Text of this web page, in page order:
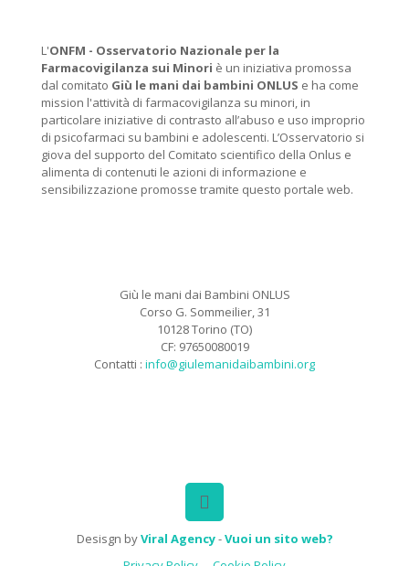
L'ONFM - Osservatorio Nazionale per la
Farmacovigilanza sui Minori è un iniziativa promossa
dal comitato Giù le mani dai bambini ONLUS e ha come
mission l'attività di farmacovigilanza su minori, in
particolare iniziative di contrasto all’abuso e uso improprio
di psicofarmaci su bambini e adolescenti. L’Osservatorio si
giova del supporto del Comitato scientifico della Onlus e
alimenta di contenuti le azioni di informazione e
sensibilizzazione promosse tramite questo portale web.
Giù le mani dai Bambini ONLUS
Corso G. Sommeilier, 31
10128 Torino (TO)
CF: 97650080019
Contatti : info@giulemanidaibambini.org
Desisgn byViral Agency-Vuoi un sito web?